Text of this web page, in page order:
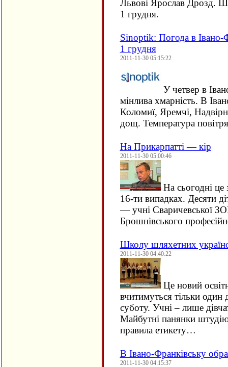
Львові Ярослав Дрозд.
1 грудня.
Sinoptik: Погода в Івано-
1 грудня
2011-11-30 05:15:22
У четвер в
мінлива хмарність. В
Коломиї, Яремчі,
дощ. Температура
На Прикарпатті — кір
2011-11-30 05:00:46
На сьогодні це
16-ти випадках. Десяти
— учні Сваричевської
Брошнівського
Школу шляхетних
2011-11-30 04:40:22
Це новий
вчитимуться тільки
суботу. Учні – лише
Майбутні панянки
правила етикету…
В Івано-Франківську
2011-11-30 04:15:37